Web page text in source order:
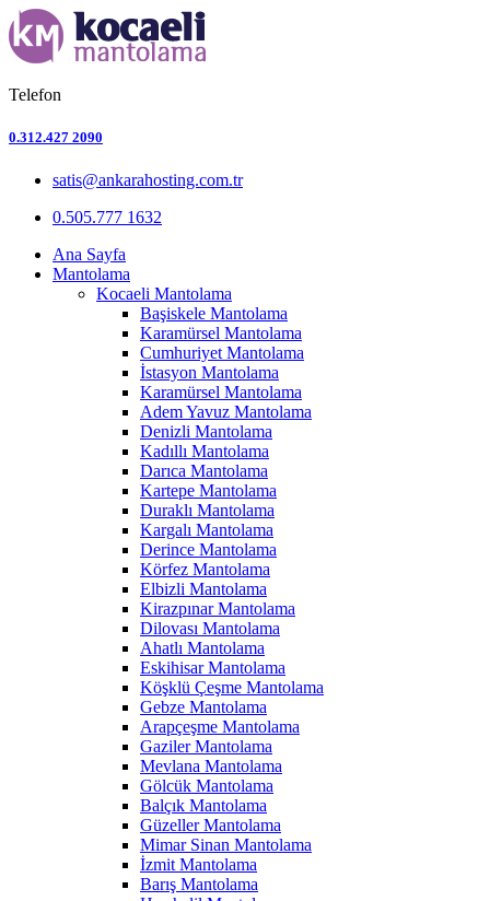
Telefon
0.312.427 2090
satis@ankarahosting.com.tr
0.505.777 1632
Ana Sayfa
Mantolama
Kocaeli Mantolama
Başiskele Mantolama
Karamürsel Mantolama
Cumhuriyet Mantolama
İstasyon Mantolama
Karamürsel Mantolama
Adem Yavuz Mantolama
Denizli Mantolama
Kadıllı Mantolama
Darıca Mantolama
Kartepe Mantolama
Duraklı Mantolama
Kargalı Mantolama
Derince Mantolama
Körfez Mantolama
Elbizli Mantolama
Kirazpınar Mantolama
Dilovası Mantolama
Ahatlı Mantolama
Eskihisar Mantolama
Köşklü Çeşme Mantolama
Gebze Mantolama
Arapçeşme Mantolama
Gaziler Mantolama
Mevlana Mantolama
Gölcük Mantolama
Balçık Mantolama
Güzeller Mantolama
Mimar Sinan Mantolama
İzmit Mantolama
Barış Mantolama